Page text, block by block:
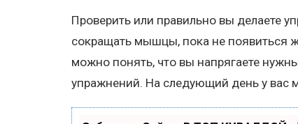
Проверить или правильно вы делаете
сокращать мышцы, пока не появиться
можно понять, что вы напрягаете
упражнений. На следующий день у вас